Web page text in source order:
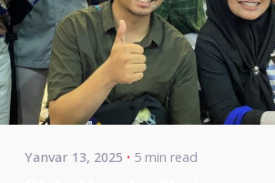
Posted by
s4nyi
Yanvar 13, 2025 5 min read